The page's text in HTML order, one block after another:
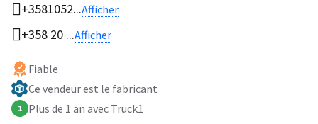
+3581052...Afficher
+358 20 ...Afficher
Fiable
Ce vendeur est le fabricant
1 Plus de 1 an avec Truck1